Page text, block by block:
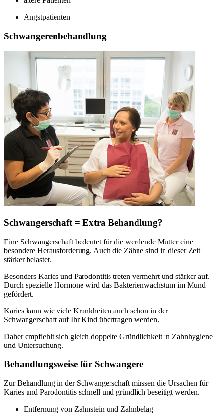
Angstpatienten
Schwangerenbehandlung
Schwangerschaft = Extra Behandlung?
Eine Schwangerschaft bedeutet für die werdende Mutter eine
besondere Herausforderung. Auch die Zähne sind in dieser Zeit
stärker belastet.
Besonders Karies und Parodontitis treten vermehrt und stärker auf.
Durch spezielle Hormone wird das Bakterienwachstum im Mund
gefördert.
Karies kann wie viele Krankheiten auch schon in der
Schwangerschaft auf Ihr Kind übertragen werden.
Daher empfiehlt sich gleich doppelte Gründlichkeit in Zahnhygiene
und Untersuchung.
Behandlungsweise für Schwangere
Zur Behandlung in der Schwangerschaft müssen die Ursachen für
Karies und Parodontitis schnell und gründlich beseitigt werden.
Entfernung von Zahnstein und Zahnbelag